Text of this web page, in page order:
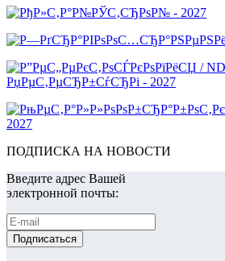
ПОДПИСКА НА НОВОСТИ
Введите адрес Вашей
электронной почты: